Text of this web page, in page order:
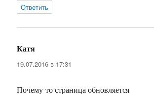
Ответить
Катя
19.07.2016 в 17:31
Почему-то страница обновляется